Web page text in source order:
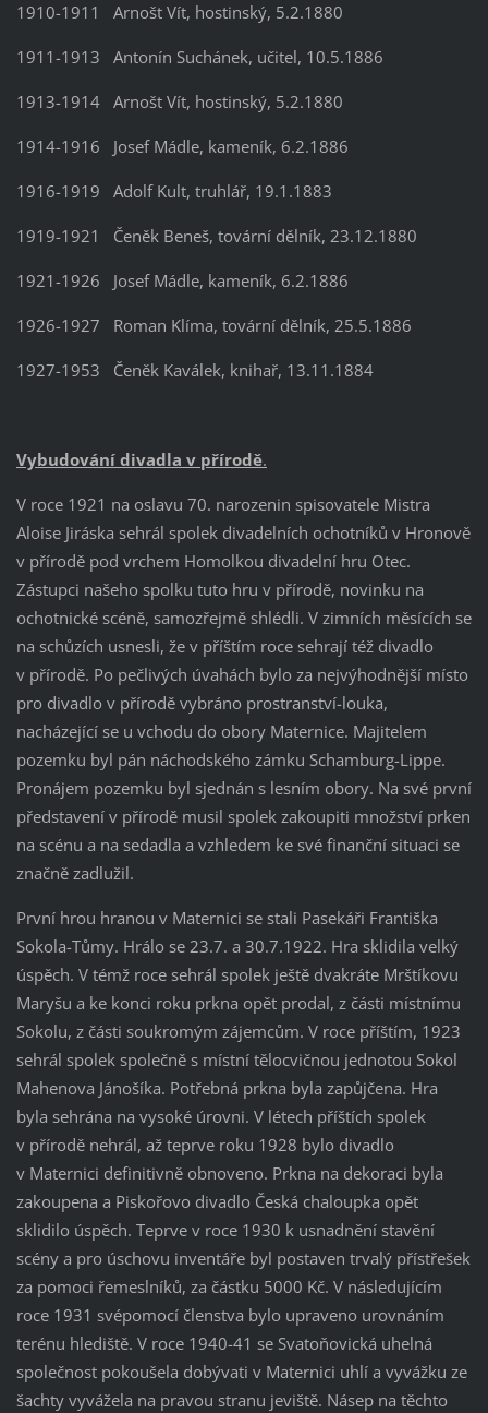
1910-1911 Arnošt Vít, hostinský, 5.2.1880
1911-1913 Antonín Suchánek, učitel, 10.5.1886
1913-1914 Arnošt Vít, hostinský, 5.2.1880
1914-1916 Josef Mádle, kameník, 6.2.1886
1916-1919 Adolf Kult, truhlář, 19.1.1883
1919-1921 Čeněk Beneš, tovární dělník, 23.12.1880
1921-1926 Josef Mádle, kameník, 6.2.1886
1926-1927 Roman Klíma, tovární dělník, 25.5.1886
1927-1953 Čeněk Kaválek, knihař, 13.11.1884
Vybudování divadla v přírodě.
V roce 1921 na oslavu 70. narozenin spisovatele Mistra
Aloise Jiráska sehrál spolek divadelních ochotníků v Hronově
v přírodě pod vrchem Homolkou divadelní hru Otec.
Zástupci našeho spolku tuto hru v přírodě, novinku na
ochotnické scéně, samozřejmě shlédli. V zimních měsících se
na schůzích usnesli, že v příštím roce sehrají též divadlo
v přírodě. Po pečlivých úvahách bylo za nejvýhodnější místo
pro divadlo v přírodě vybráno prostranství-louka,
nacházející se u vchodu do obory Maternice. Majitelem
pozemku byl pán náchodského zámku Schamburg-Lippe.
Pronájem pozemku byl sjednán s lesním obory. Na své první
představení v přírodě musil spolek zakoupiti množství prken
na scénu a na sedadla a vzhledem ke své finanční situaci se
značně zadlužil.
První hrou hranou v Maternici se stali Pasekáři Františka
Sokola-Tůmy. Hrálo se 23.7. a 30.7.1922. Hra sklidila velký
úspěch. V témž roce sehrál spolek ještě dvakráte Mrštíkovu
Maryšu a ke konci roku prkna opět prodal, z části místnímu
Sokolu, z části soukromým zájemcům. V roce příštím, 1923
sehrál spolek společně s místní tělocvičnou jednotou Sokol
Mahenova Jánošíka. Potřebná prkna byla zapůjčena. Hra
byla sehrána na vysoké úrovni. V létech příštích spolek
v přírodě nehrál, až teprve roku 1928 bylo divadlo
v Maternici definitivně obnoveno. Prkna na dekoraci byla
zakoupena a Piskořovo divadlo Česká chaloupka opět
sklidilo úspěch. Teprve v roce 1930 k usnadnění stavění
scény a pro úschovu inventáře byl postaven trvalý přístřešek
za pomoci řemeslníků, za částku 5000 Kč. V následujícím
roce 1931 svépomocí členstva bylo upraveno urovnáním
terénu hlediště. V roce 1940-41 se Svatoňovická uhelná
společnost pokoušela dobývati v Maternici uhlí a vyvážku ze
šachty vyvážela na pravou stranu jeviště. Násep na těchto